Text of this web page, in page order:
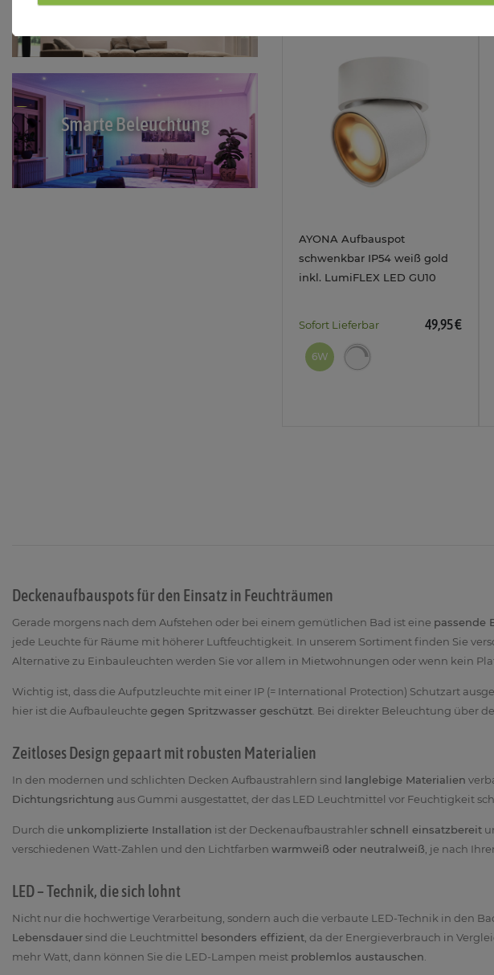
Smarte Beleuchtung
AYONA Aufbauspot
schwenkbar IP54 weiß gold
inkl. LumiFLEX LED GU10
Sofort Lieferbar 49,95 €
6W
Deckenaufbauspots für den Einsatz in Feuchträumen
Gerade morgens nach dem Aufstehen oder bei einem gemütlichen Bad ist eine passende
jede Leuchte für Räume mit höherer Luftfeuchtigkeit. In unserem Sortiment finden Sie
Alternative zu Einbauleuchten werden Sie vor allem in Mietwohnungen oder wenn kein
Wichtig ist, dass die Aufputzleuchte mit einer IP (= International Protection) Schutzart
hier ist die Aufbauleuchte gegen Spritzwasser geschützt. Bei direkter Beleuchtung über
Zeitloses Design gepaart mit robusten Materialien
In den modernen und schlichten Decken Aufbaustrahlern sind langlebige Materialien
Dichtungsrichtung aus Gummi ausgestattet, der das LED Leuchtmittel vor Feuchtigkeit
Durch die unkomplizierte Installation ist der Deckenaufbaustrahlerschnell einsatzbereit
verschiedenen Watt-Zahlen und den Lichtfarben warmweiß oder neutralweiß, je nach
LED – Technik, die sich lohnt
Nicht nur die hochwertige Verarbeitung, sondern auch die verbaute LED-Technik in den
Lebensdauer sind die Leuchtmittel besonders effizient, da der Energieverbrauch in
mehr Watt, dann können Sie die LED-Lampen meist problemlos austauschen.